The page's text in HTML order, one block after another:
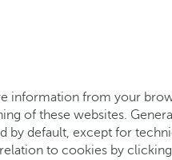
information from your
of these websites.
by default, except for
to cookies by